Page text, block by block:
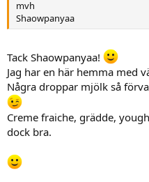
/MacArthur
mvh
Shaowpanyaa
Tack Shaowpanyaa!
Jag har en här hemma med
Några droppar mjölk så
Creme fraiche, grädde,
dock bra.